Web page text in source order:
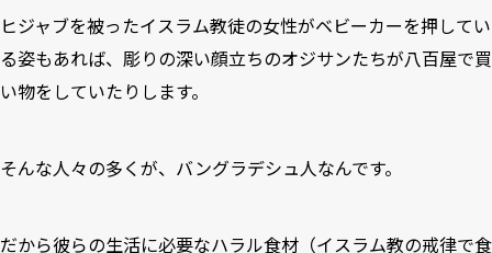
ヒジャブを被ったイスラム教徒の女性がベビーカーを押してい
る姿もあれば、彫りの深い顔立ちのオジサンたちが八百屋で買
い物をしていたりします。
そんな人々の多くが、バングラデシュ人なんです。
だから彼らの生活に必要なハラル食材（イスラム教の戒律で食